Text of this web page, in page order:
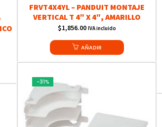
FRVT4X4YL – PANDUIT MONTAJE
VERTICAL T 4″ X 4″, AMARILLO
$1,856.00 IVA incluido
AÑADIR
-31%